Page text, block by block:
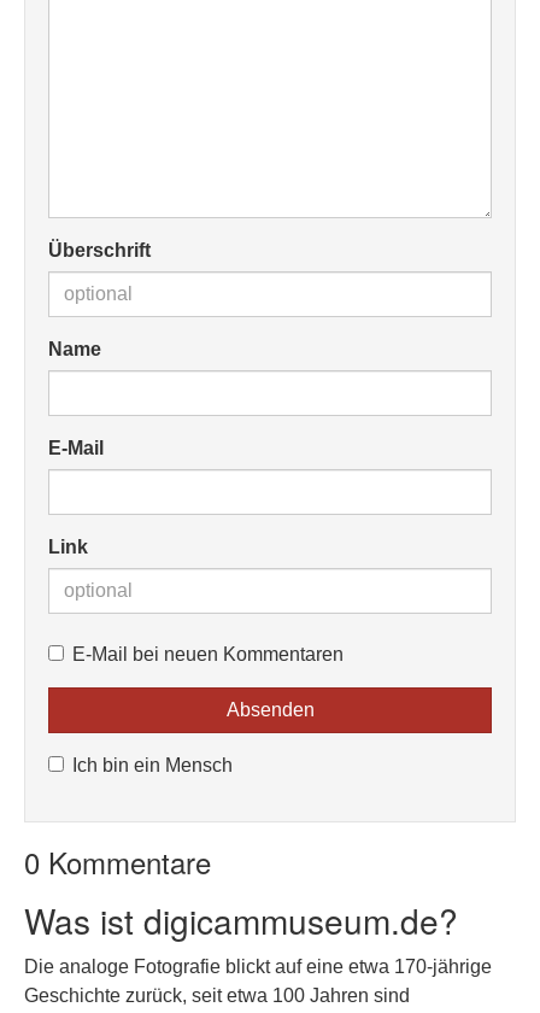
Überschrift
Name
E-Mail
Link
E-Mail bei neuen Kommentaren
Ich bin ein Mensch
0 Kommentare
Was ist digicammuseum.de?
Die analoge Fotografie blickt auf eine etwa 170-jährige
Geschichte zurück, seit etwa 100 Jahren sind